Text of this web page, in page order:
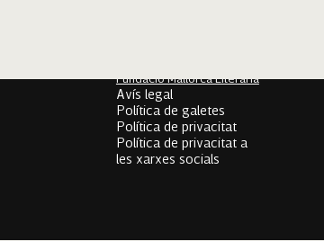
Fundació Mallorca Literària
Avís legal
Política de galetes
Política de privacitat
Política de privacitat a
les xarxes socials